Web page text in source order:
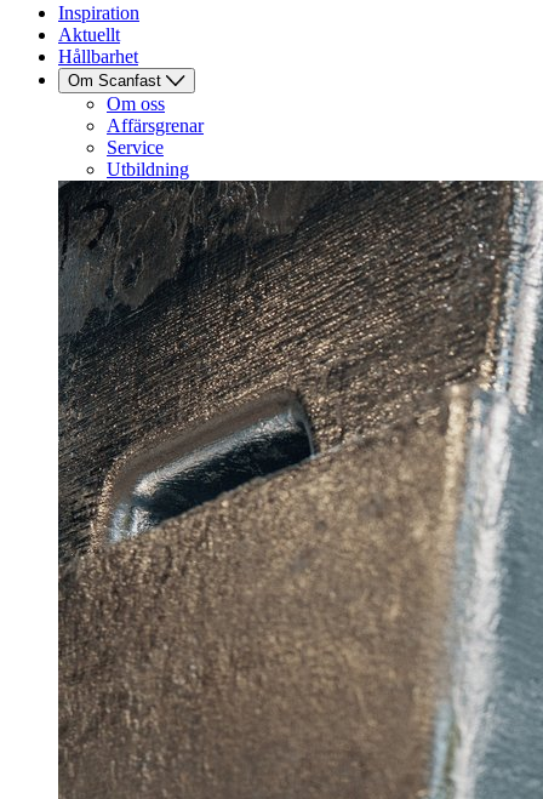
Inspiration
Aktuellt
Hållbarhet
Om Scanfast
Om oss
Affärsgrenar
Service
Utbildning